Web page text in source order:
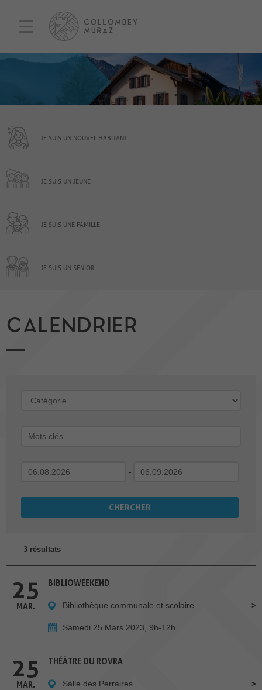
JE SUIS UN NOUVEL HABITANT
JE SUIS UN JEUNE
JE SUIS UNE FAMILLE
JE SUIS UN SENIOR
CALENDRIER
-
3 résultats
25
MAR.
BIBLIOWEEKEND
Bibliothèque communale et scolaire
Samedi 25 Mars 2023, 9h-12h
25
MAR.
THÉÂTRE DU ROVRA
Salle des Perraires